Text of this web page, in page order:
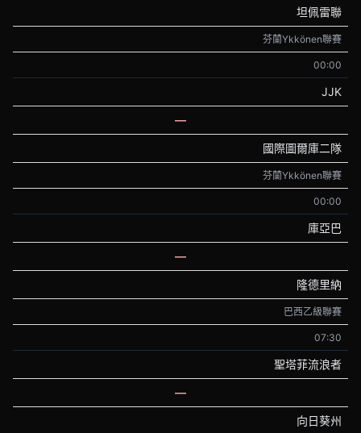
坦佩雷聯
芬蘭Ykkönen聯賽
00:00
JJK
—
國際圖爾庫二隊
芬蘭Ykkönen聯賽
00:00
庫亞巴
—
隆德里納
巴西乙級聯賽
07:30
聖塔菲流浪者
—
向日葵州